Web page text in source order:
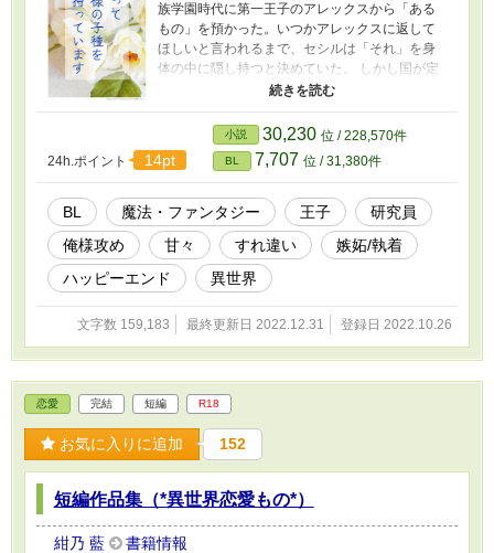
族学園時代に第一王子のアレックスから「ある
もの」を預かった。いつかアレックスに返して
ほしいと言われるまで、セシルは「それ」を身
体の中に隠し持つと決めていた。 しかし国が定
めた魔法管理政策により、近い将来、丸一日魔
法が使えない日がやって来ることに気付くセシ
ル。 このままでは隠し持っている「秘密」が身
体の外へ溢れ出てしまうかもしれない。その事
実を伝えるべくアレックスに接触を試みるが、
彼の態度は冷たくて―― 訳あり俺様王子×訳あり
魔法研究員の約束と秘密の恋物語 ＊R18シーン
があるお話はタイトルに「◆」表記あり ＊2023
年中に本編の一部を改稿する予定です。 また番
外編も投稿する予定ですが、 2022/12/31で一度
完結とさせて頂きます。 ▶ 現在、他サイトへの
転載に合わせて少しずつ改稿中です。 2023年中
に改稿完了・番外編投稿予定でしたが、 2024年
1月中に改稿完了、2月中に番外編投稿、と 予定
ます。（2023/12/28 記）
24h.ポイント 14pt
小説 30,230 位 / 228,570件
BL 7,707 位 / 31,380件
BL 魔法・ファンタジー 王子
研究員
俺様攻め
甘々 すれ違い
嫉妬/執着
ハッピーエンド
異世界
文字数 159,183 最終更新日 2022.12.31 登録日 2022.10.26
恋愛 完結 短編 R18
お気に入りに追加 152
短編作品集（*異世界恋愛もの*）
紺乃 藍 書籍情報